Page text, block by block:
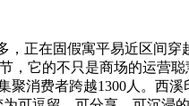
在固假寓平易近区间穿
它的不只是商场的运营
消费者跨越1300人。西